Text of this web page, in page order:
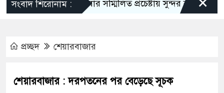
সংবাদ শিরোনাম :সবার সম্মিলিত প্রচেষ্টায় সুন্দর বাংলাদেশ গড়তে
প্রচ্ছদ শেয়ারবাজার
শেয়ারবাজার : দরপতনের পর বেড়েছে সূচক